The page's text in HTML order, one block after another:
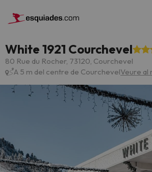
White 1921 Courchevel
80 Rue du Rocher, 73120, Courchevel
A 5 m del centre de CourchevelVeure al